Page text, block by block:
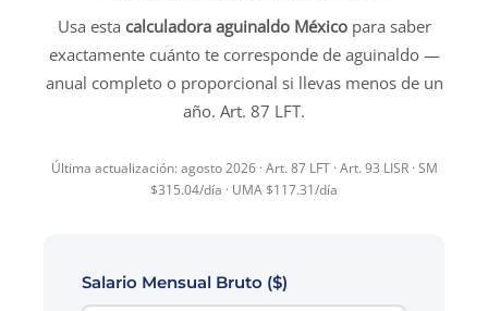
Usa esta calculadora aguinaldo Méxicopara saber
exactamente cuánto te corresponde de aguinaldo —
anual completo o proporcional si llevas menos de un
año. Art. 87 LFT.
Última actualización: agosto 2026 · Art. 87 LFT · Art. 93 LISR · SM
$315.04/día · UMA $117.31/día
Salario Mensual Bruto ($)